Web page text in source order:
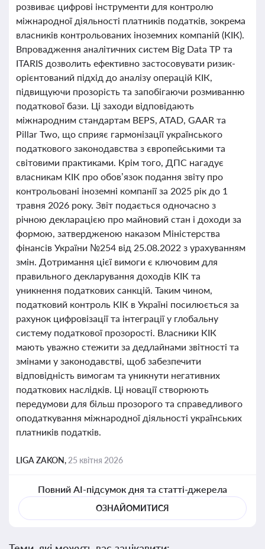
розвиває цифрові інструменти для контролю
міжнародної діяльності платників податків, зокрема
власників контрольованих іноземних компаній (КІК).
Впровадження аналітичних систем Big Data TP та
ITARIS дозволить ефективно застосовувати ризик-
орієнтований підхід до аналізу операцій КІК,
підвищуючи прозорість та запобігаючи розмиванню
податкової бази. Ці заходи відповідають
міжнародним стандартам BEPS, ATAD, GAAR та
Pillar Two, що сприяє гармонізації українського
податкового законодавства з європейськими та
світовими практиками. Крім того, ДПС нагадує
власникам КІК про обов’язок подання звіту про
контрольовані іноземні компанії за 2025 рік до 1
травня 2026 року. Звіт подається одночасно з
річною декларацією про майновий стан і доходи за
формою, затвердженою наказом Міністерства
фінансів України №254 від 25.08.2022 з урахуванням
змін. Дотримання цієї вимоги є ключовим для
правильного декларування доходів КІК та
уникнення податкових санкцій. Таким чином,
податковий контроль КІК в Україні посилюється за
рахунок цифровізації та інтеграції у глобальну
систему податкової прозорості. Власники КІК
мають уважно стежити за дедлайнами звітності та
змінами у законодавстві, щоб забезпечити
відповідність вимогам та уникнути негативних
податкових наслідків. Ці новації створюють
передумови для більш прозорого та справедливого
оподаткування міжнародної діяльності українських
платників податків.
LIGA ZAKON, 25 квітня 2026
Повний AI-підсумок дня та статті-джерела
ОЗНАЙОМИТИСЯ